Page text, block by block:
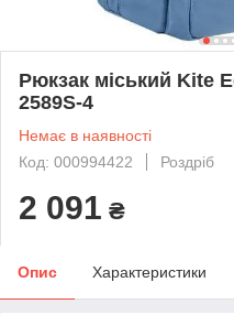
Рюкзак міський Kite
2589S-4
Немає в наявності
Код: 000994422
Роздріб
2 091 ₴
Опис Характеристики